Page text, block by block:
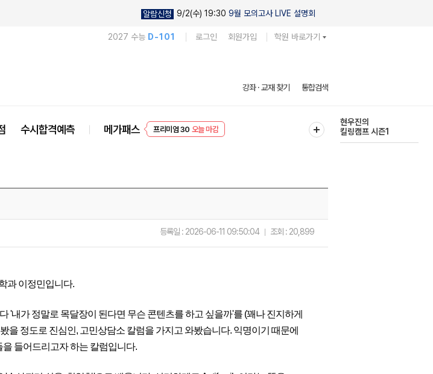
알람신청 9/2(수) 19:30 9월 모의고사 LIVE 설명회
2027 수능 D-101 로그인 회원가입 학원 바로가기
강좌 · 교재 찾기 통합검색
수시합격예측 메가패스
EVENT 오늘 마감
다채로운 난도
실전 모의고사
등록일 : 2026-06-11 09:50:04 조회 : 20,899
과 이정민입니다.
'내가 정말로 목달장이 된다면 무슨 콘텐츠를 하고 싶을까'를 (꽤나 진지하게
정도로 진심인, 고민상담소 칼럼을 가지고 와봤습니다. 익명이기 때문에
들어드리고자 하는 칼럼입니다.